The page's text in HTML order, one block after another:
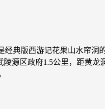
典版西游记花果山水帘
源区政府1.5公里，距黄